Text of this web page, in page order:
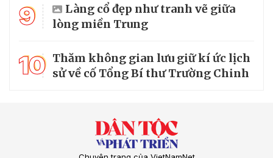
9
Làng cổ đẹp như tranh vẽ giữa
lòng miền Trung
10 Thăm không gian lưu giữ kí ức lịch
sử về cố Tổng Bí thư Trường Chinh